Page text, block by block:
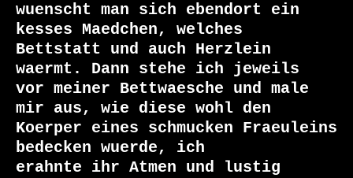
wuenscht man sich ebendort ein
kesses Maedchen, welches
Bettstatt und auch Herzlein
waermt. Dann stehe ich jeweils
vor meiner Bettwaesche und male
mir aus, wie diese wohl den
Koerper eines schmucken Fraeuleins
bedecken wuerde, ich
erahnte ihr Atmen und lustig